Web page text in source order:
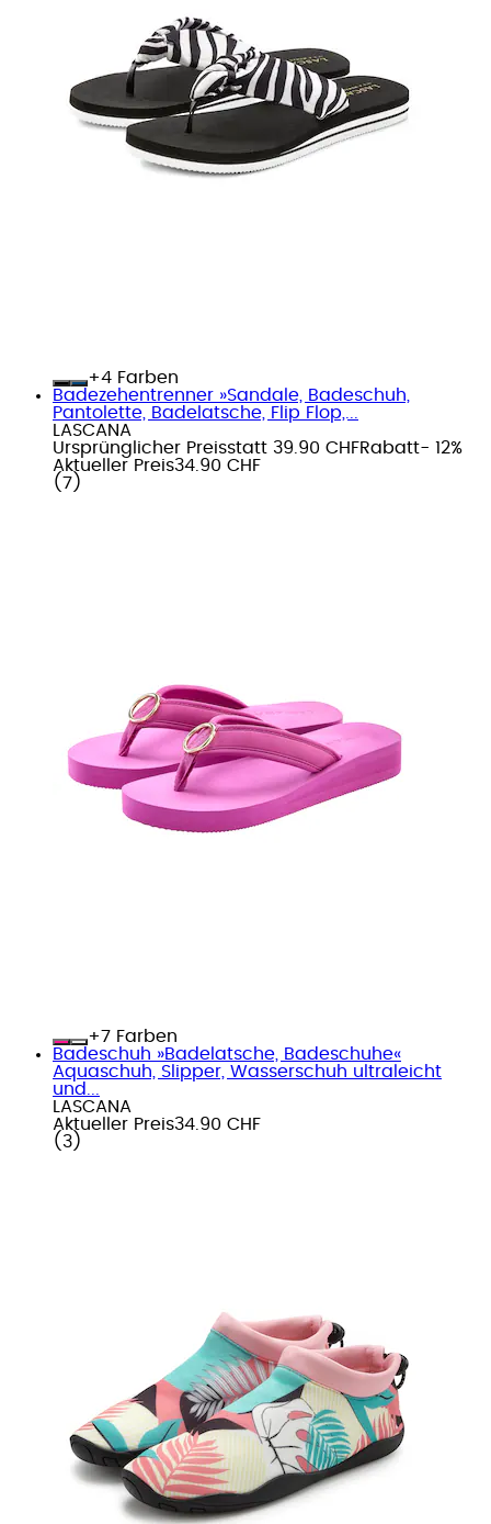
+
Farben
Badezehentrenner »Sandale, Badeschuh,
Pantolette, Badelatsche, Flip Flop,...
LASCANA
Ursprünglicher Preisstatt 39.90 CHFRabatt- 12%
Aktueller Preis34.90 CHF
( 7 )
+
Farben
Badeschuh »Badelatsche, Badeschuhe«
Aquaschuh, Slipper, Wasserschuh ultraleicht
und...
LASCANA
Aktueller Preis34.90 CHF
( 3 )